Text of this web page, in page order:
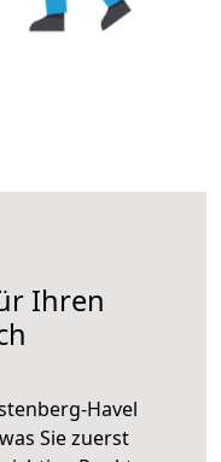
Ihren
Havel
Sie zuerst